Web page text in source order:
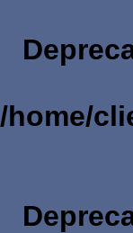
/home/